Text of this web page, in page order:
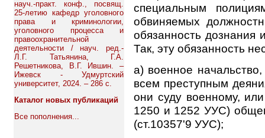
науч.-практ. конф., посвящ.
25-летию кафедр уголовного
права и криминологии,
уголовного процесса и
правоохранительной
деятельности / науч. ред.-
Л.Г. Татьянина, Г.А.
Решетникова, В.Г. Ившин. –
Ижевск - Удмуртский
университет, 2024. – 286 с.
Каталог новых публикаций
Все пополнения...
специальным
обвиняемых
обязанность дознания
Так, эту обязанность
а) военное
всем преступным
они суду военному,
1250 и 1252 УУС)
(ст.10357'9 УУС);